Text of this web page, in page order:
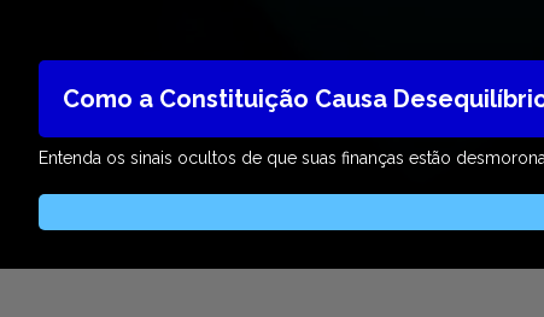
Como a Constituição Causa
Entenda os sinais ocultos de que suas finanças estão